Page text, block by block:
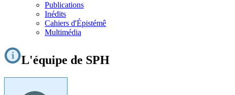
Publications
Inédits
Cahiers d'Épistémê
Multimédia
L'équipe de SPH